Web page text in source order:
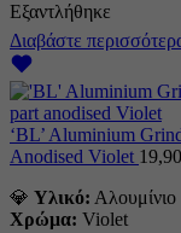
Εξαντλήθηκε
Διαβάστε
‘BL’ Aluminium
Anodised Violet 19,90
💎 Υλικό: Αλουμίνιο
Χρώμα: Violet